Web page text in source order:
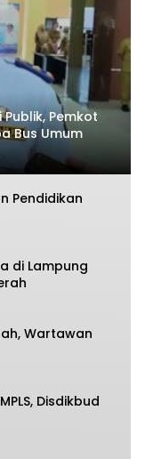
Pemkot
Bus Umum
Pendidikan
di Lampung
Wartawan